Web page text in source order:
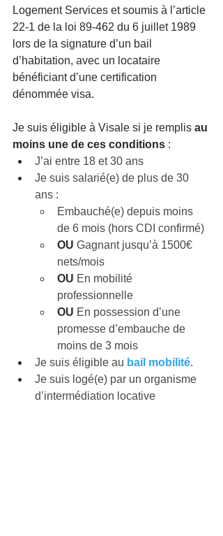
Logement Services et soumis à l’article
22-1 de la loi 89-462 du 6 juillet 1989
lors de la signature d’un bail
d’habitation, avec un locataire
bénéficiant d’une certification
dénommée visa.
Je suis éligible à Visale si je remplis au
moins une de ces conditions :
J’ai entre 18 et 30 ans
Je suis salarié(e) de plus de 30
ans :
Embauché(e) depuis moins
de 6 mois (hors CDI confirmé)
OU Gagnant jusqu’à 1500€
nets/mois
OU En mobilité
professionnelle
OU En possession d’une
promesse d’embauche de
moins de 3 mois
Je suis éligible au bail mobilité.
Je suis logé(e) par un organisme
d’intermédiation locative